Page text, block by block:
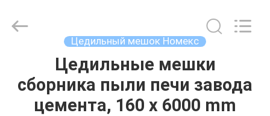
ПРОДУКТЫ
Copyright
Reserved.
Цедильный мешок Номекс
Цедильные мешки
сборника пыли печи завода
цемента, 160 x 6000 mm